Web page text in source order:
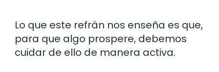
Lo que este refrán nos enseña es que,
para que algo prospere, debemos
cuidar de ello de manera activa.